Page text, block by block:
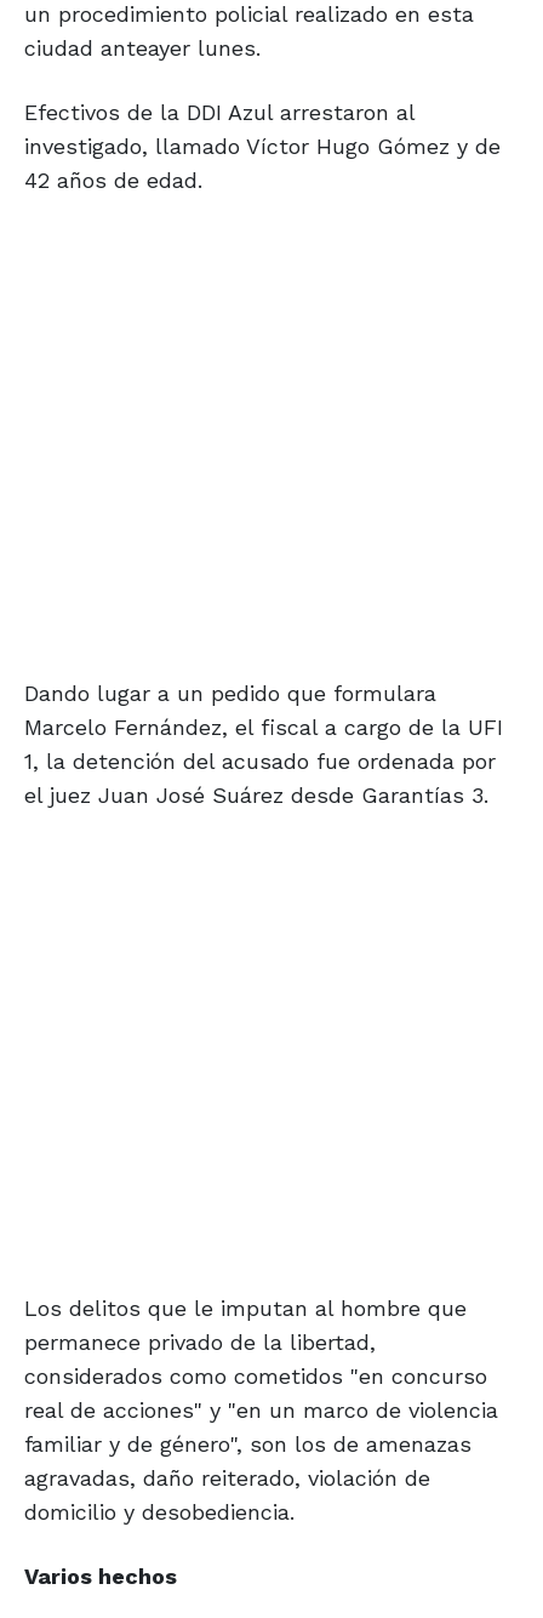
un procedimiento policial realizado en esta
ciudad anteayer lunes.
Efectivos de la DDI Azul arrestaron al
investigado, llamado Víctor Hugo Gómez y de
42 años de edad.
Dando lugar a un pedido que formulara
Marcelo Fernández, el fiscal a cargo de la UFI
1, la detención del acusado fue ordenada por
el juez Juan José Suárez desde Garantías 3.
Los delitos que le imputan al hombre que
permanece privado de la libertad,
considerados como cometidos "en concurso
real de acciones" y "en un marco de violencia
familiar y de género", son los de amenazas
agravadas, daño reiterado, violación de
domicilio y desobediencia.
Varios hechos